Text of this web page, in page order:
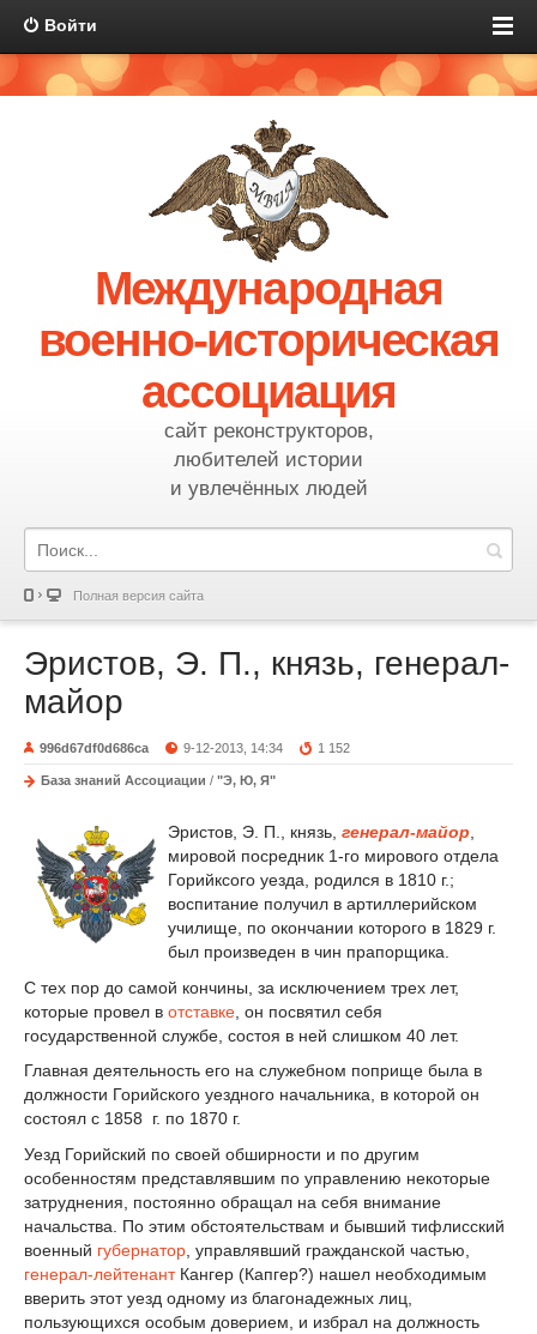
Войти
Международная
военно-историческая
ассоциация
сайт реконструкторов,
любителей истории
и увлечённых людей
Полная версия сайта
Эристов, Э. П., князь, генерал-
майор
996d67df0d686ca 9-12-2013, 14:34 1 152
База знаний Ассоциации / "Э, Ю, Я"
Эристов, Э. П., князь, генерал-майор
мировой посредник 1-го мирового отдела
Горийксого уезда, родился в 1810 г.;
воспитание получил в артиллерийском
училище, по окончании которого в 1829 г.
был произведен в чин прапорщика.
С тех пор до самой кончины, за исключением трех лет,
которые провел в отставке , он посвятил себя
государственной службе, состоя в ней слишком 40 лет.
Главная деятельность его на служебном поприще была в
должности Горийского уездного начальника, в которой он
состоял с 1858 г. по 1870 г.
Уезд Горийский по своей обширности и по другим
особенностям представлявшим по управлению некоторые
затруднения, постоянно обращал на себя внимание
начальства. По этим обстоятельствам и бывший тифлисский
военный губернатор , управлявший гражданской частью,
генерал-лейтенантКангер (Капгер?) нашел необходимым
вверить этот уезд одному из благонадежных лиц,
пользующихся особым доверием, и избрал на должность